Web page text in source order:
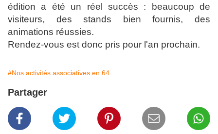
édition a été un réel succès : beaucoup de
visiteurs, des stands bien fournis, des
animations réussies.
Rendez-vous est donc pris pour l'an prochain.
#Nos activités associatives en 64
Partager